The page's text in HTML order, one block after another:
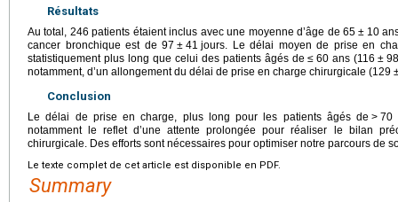
Résultats
Au total, 246 patients étaient inclus avec une moyenne d’âge de 65 ± 10
cancer bronchique est de 97 ± 41 jours. Le délai moyen de prise en
statistiquement plus long que celui des patients âgés de ≤ 60 ans (116 ± 98
notamment, d’un allongement du délai de prise en charge chirurgicale (129
Conclusion
Le délai de prise en charge, plus long pour les patients âgés de > 70
notamment le reflet d’une attente prolongée pour réaliser le bilan
chirurgicale. Des efforts sont nécessaires pour optimiser notre parcours de
Le texte complet de cet article est disponible en PDF.
Summary